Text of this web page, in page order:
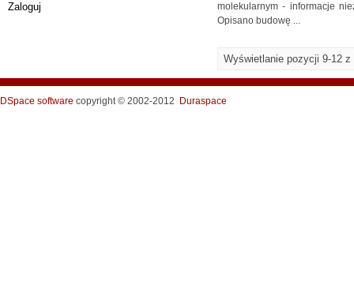
molekularnym - informacje
Opisano budowę ...
Wyświetlanie pozycji 9-12 z
Zaloguj
DSpace software copyright © 2002-2012 Duraspace